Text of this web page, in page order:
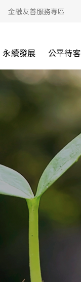
金融友善服務專區
永續發展 公平待客